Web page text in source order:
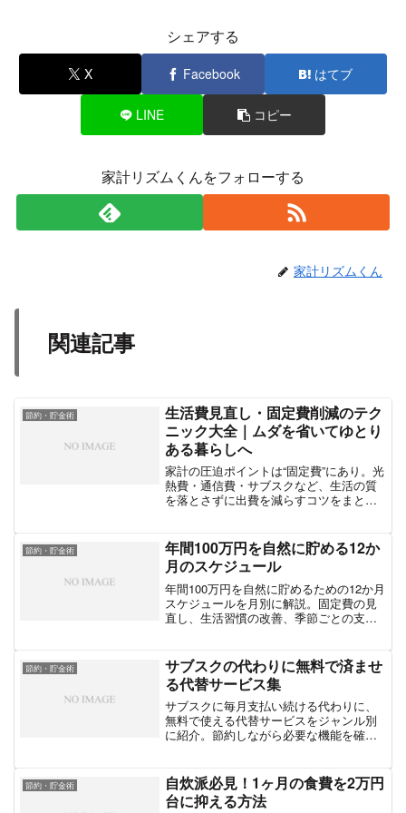
シェアする
X Facebook はてブ
LINE コピー
家計リズムくんをフォローする
家計リズムくん
関連記事
節約・貯金術
生活費見直し・固定費削減のテク
ニック大全｜ムダを省いてゆとり
ある暮らしへ
家計の圧迫ポイントは“固定費”にあり。光
熱費・通信費・サブスクなど、生活の質
を落とさずに出費を減らすコツをまとめ
節約・貯金術
年間100万円を自然に貯める12か
月のスケジュール
年間100万円を自然に貯めるための12か月
スケジュールを月別に解説。固定費の見
直し、生活習慣の改善、季節ごとの支出
節約・貯金術
サブスクの代わりに無料で済ませ
る代替サービス集
サブスクに毎月支払い続ける代わりに、
無料で使える代替サービスをジャンル別
に紹介。節約しながら必要な機能を確保
節約・貯金術
自炊派必見！1ヶ月の食費を2万円
台に抑える方法